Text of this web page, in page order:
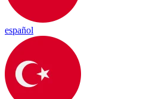
español